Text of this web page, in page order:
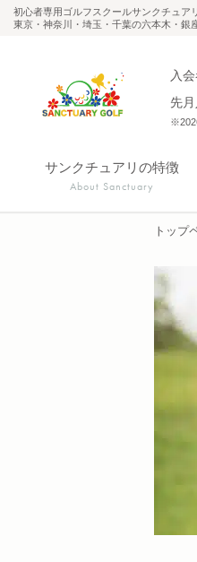
初心者専用ゴルフスクールサンクチュア
東京・神奈川・埼玉・千葉の六本木・銀
入
先
サンクチュアリの特徴
About Sanctuary
トップ